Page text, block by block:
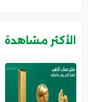
الأكثر مشاهدة